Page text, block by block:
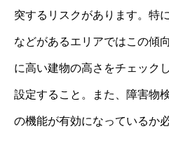
突するリスクがあります。特
などがあるエリアではこの傾
に高い建物の高さをチェック
設定すること。また、障害物
の機能が有効になっているか